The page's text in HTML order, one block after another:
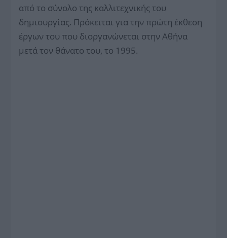
από το σύνολο της καλλιτεχνικής του
δημιουργίας. Πρόκειται για την πρώτη έκθεση
έργων του που διοργανώνεται στην Αθήνα
μετά τον θάνατο του, το 1995.